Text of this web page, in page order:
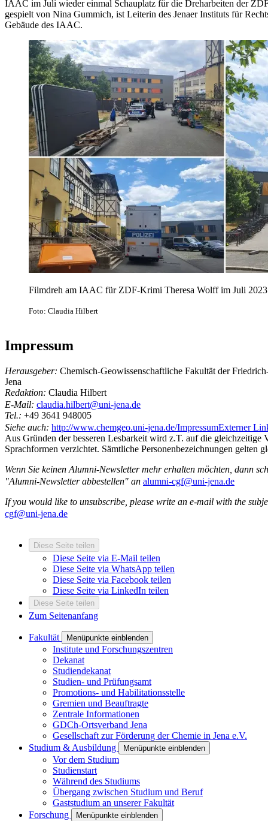
IAAC im Juli wieder einmal Schauplatz für die Dreharbeiten der
gespielt von Nina Gummich, ist Leiterin des Jenaer Instituts für
Gebäude des IAAC.
Filmdreh am IAAC für ZDF-Krimi Theresa Wolff im Juli 2023
Foto: Claudia Hilbert
Impressum
Herausgeber: Chemisch-Geowissenschaftliche Fakultät der
Jena
Redaktion: Claudia Hilbert
E-Mail: claudia.hilbert@uni-jena.de
Tel.: +49 3641 948005
Siehe auch: http://www.chemgeo.uni-jena.de/ImpressumExterner
Aus Gründen der besseren Lesbarkeit wird z.T. auf die
Sprachformen verzichtet. Sämtliche Personenbezeichnungen gelten
Wenn Sie keinen Alumni-Newsletter mehr erhalten möchten, dann
"Alumni-Newsletter abbestellen" an alumni-cgf@uni-jena.de
If you would like to unsubscribe, please write an e-mail with the
cgf@uni-jena.de
Diese Seite teilen
Diese Seite via E-Mail teilen
Diese Seite via WhatsApp teilen
Diese Seite via Facebook teilen
Diese Seite via LinkedIn teilen
Diese Seite teilen
Zum Seitenanfang
Fakultät Menüpunkte einblenden
Institute und Forschungszentren
Dekanat
Studiendekanat
Studien- und Prüfungsamt
Promotions- und Habilitationsstelle
Gremien und Beauftragte
Zentrale Informationen
GDCh-Ortsverband Jena
Gesellschaft zur Förderung der Chemie in Jena e.V.
Studium & Ausbildung
Menüpunkte einblenden
Vor dem Studium
Studienstart
Während des Studiums
Übergang zwischen Studium und Beruf
Gaststudium an unserer Fakultät
Forschung
Menüpunkte einblenden